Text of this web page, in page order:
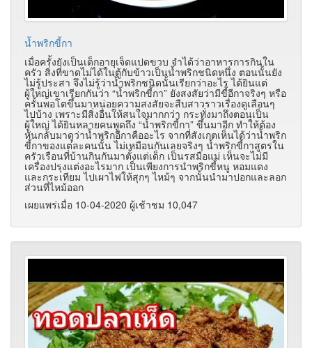
น้ำพริกขี้กา
เมื่อครั้งยังเป็นเด็กอายุเจ็ดแปดขวบ จำได้ว่าอาหารการกินใน
ครัว สิ่งที่ขาดไม่ได้ในตู้กับข้าวเป็นน้ำพริกชนิดหนึ่ง ตอนนั้นยัง
ไม่รู้ประสา จึงไม่รู้ว่าน้ำพริกชนิดนั้นเรียกว่าอะไร ได้ยินแต่
ผู้ใหญ่เขาเรียกกันว่า “น้ำพริกขี้กา” ยังสงสัยว่ามีขี้อีกาจริงๆ หรือ
ครั้นพอโตขึ้นมาหน่อยความสงสัยจะสืบสาวราวเรื่องดูเลือนๆ
ไปบ้าง เพราะมีสิ่งอื่นให้สนใจมากกว่า กระทั่งมาถึงตอนเป็น
ผู้ใหญ่ ได้ยินหลายคนพูดถึง “น้ำพริกขี้กา” ขึ้นมาอีก ทำให้ต้อง
หันกลับมาดูว่าน้ำพริกอีกาคืออะไร จากที่สังเกตเห็นได้ว่าน้ำพริก
ขี้กาของแต่ละคนนั้น ไม่เหมือนกันเลยจริงๆ น้ำพริกขี้กาสูตรใน
ครัวเรือนที่บ้านกินกันมาตั้งแต่เด็ก เป็นรสมือแม่ เห็นจะไม่มี
เครื่องปรุงแต่งอะไรมาก เป็นเพียงการนำพริกขี้หนู หอมแดง
และกระเทียม ไปเผาไฟให้สุกๆ ไหม้ๆ จากนั้นนำมาปอกและลอก
ส่วนที่ไหม้ออก
เผยแพร่เมื่อ 10-04-2020 ผู้เช้าชม 10,047